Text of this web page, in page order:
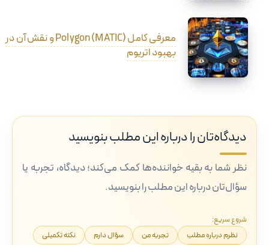
معرفی کامل Polygon (MATIC) و نقش آن در
بهبود اتریوم
دیدگاه‌تان را درباره این مطلب بنویسید
نظر شما به بقیه خواننده‌ها کمک می‌کند؛ دیدگاه، تجربه یا
سؤال‌تان درباره این مطلب را بنویسید.
شروع سریع:
نظرم درباره مطلب
تجربه من سؤال دارم
نکته تکمیلی